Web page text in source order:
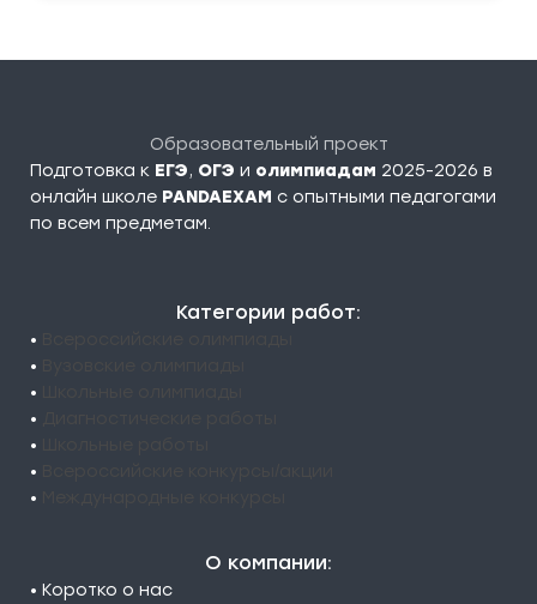
Образовательный проект
Подготовка к ЕГЭ, ОГЭ и олимпиадам 2025-2026 в
онлайн школе PANDAEXAM c опытными педагогами
по всем предметам.
Категории работ:
•
•
•
•
•
•
•
О компании:
• Коротко о нас